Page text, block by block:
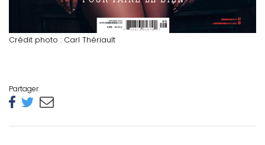
Crédit photo : Carl Thériault
Partager